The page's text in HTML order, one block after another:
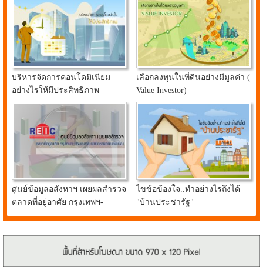
บริหารจัดการคอนโดมิเนียม
อย่างไรให้มีประสิทธิภาพ
เลือกลงทุนในที่ดินอย่างมีมูลค่า (
Value Investor)
ศูนย์ข้อมูลอสังหาฯ เผยผลสำรวจ
ตลาดที่อยู่อาศัย กรุงเทพฯ-
ปริมณฑล ยังเปิดขายอย่างต่อ
ไขข้อข้องใจ..ทำอย่างไรถึงได้
"บ้านประชารัฐ"